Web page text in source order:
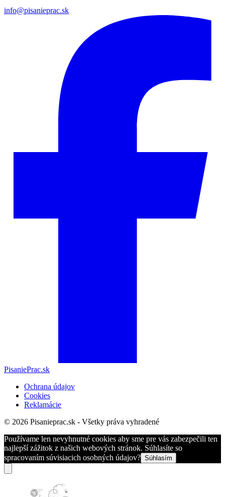
info@pisanieprac.sk
PisaniePrac.sk
Ochrana údajov
Cookies
Reklamácie
© 2026 Pisanieprac.sk - Všetky práva vyhradené
Používame len nevyhnutné cookies aby sme pre vás zabezpečili ten
najlepší zážitok z našich webových stránok. Súhlasíte so
spracovaním súvisiacich osobných údajov? Súhlasím